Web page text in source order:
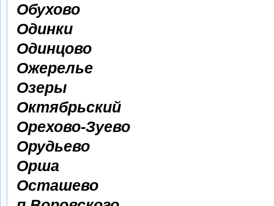
Обухово
Одинки
Одинцово
Ожерелье
Озеры
Октябрьский
Орехово-Зуево
Орудьево
Орша
Осташево